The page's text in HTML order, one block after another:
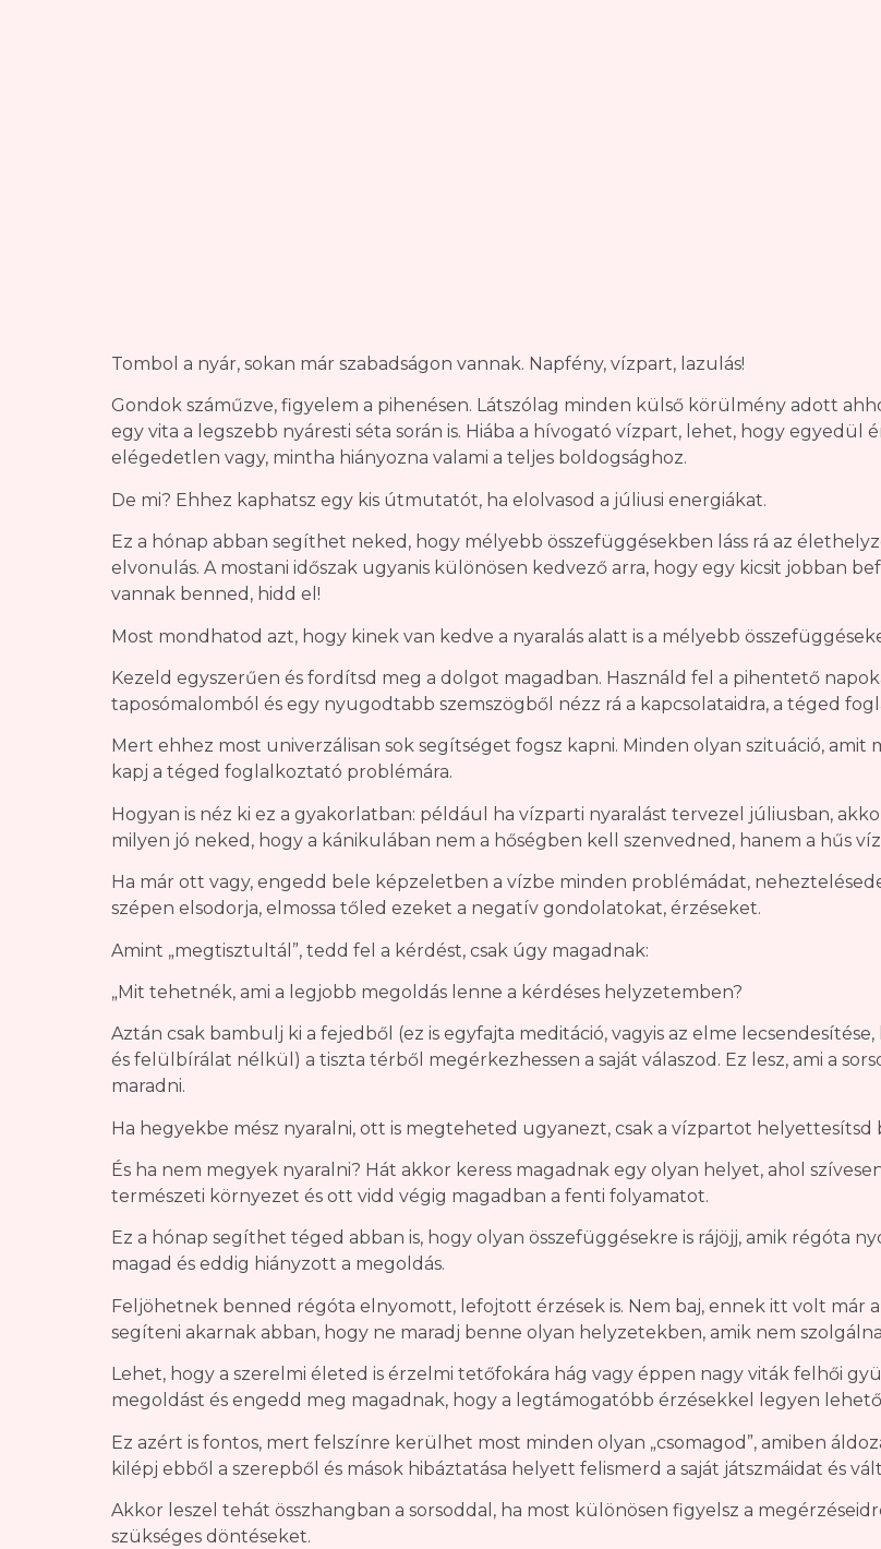
Tombol a nyár, sokan már szabadságon vannak. Napfény, vízpart, lazulás!
Gondok száműzve, figyelem a pihenésen. Látszólag minden külső körülmény adott
egy vita a legszebb nyáresti séta során is. Hiába a hívogató vízpart, lehet, hogy egyedül
elégedetlen vagy, mintha hiányozna valami a teljes boldogsághoz.
De mi? Ehhez kaphatsz egy kis útmutatót, ha elolvasod a júliusi energiákat.
Ez a hónap abban segíthet neked, hogy mélyebb összefüggésekben láss rá az
elvonulás. A mostani időszak ugyanis különösen kedvező arra, hogy egy kicsit jobban
vannak benned, hidd el!
Most mondhatod azt, hogy kinek van kedve a nyaralás alatt is a mélyebb
Kezeld egyszerűen és fordítsd meg a dolgot magadban. Használd fel a pihentető
taposómalomból és egy nyugodtabb szemszögből nézz rá a kapcsolataidra, a téged
Mert ehhez most univerzálisan sok segítséget fogsz kapni. Minden olyan szituáció, amit
kapj a téged foglalkoztató problémára.
Hogyan is néz ki ez a gyakorlatban: például ha vízparti nyaralást tervezel júliusban,
milyen jó neked, hogy a kánikulában nem a hőségben kell szenvedned, hanem a hűs
Ha már ott vagy, engedd bele képzeletben a vízbe minden problémádat,
szépen elsodorja, elmossa tőled ezeket a negatív gondolatokat, érzéseket.
Amint „megtisztultál”, tedd fel a kérdést, csak úgy magadnak:
„Mit tehetnék, ami a legjobb megoldás lenne a kérdéses helyzetemben?
Aztán csak bambulj ki a fejedből (ez is egyfajta meditáció, vagyis az elme
és felülbírálat nélkül) a tiszta térből megérkezhessen a saját válaszod. Ez lesz, ami a
maradni.
Ha hegyekbe mész nyaralni, ott is megteheted ugyanezt, csak a vízpartot
És ha nem megyek nyaralni? Hát akkor keress magadnak egy olyan helyet, ahol
természeti környezet és ott vidd végig magadban a fenti folyamatot.
Ez a hónap segíthet téged abban is, hogy olyan összefüggésekre is rájöjj, amik régóta
magad és eddig hiányzott a megoldás.
Feljöhetnek benned régóta elnyomott, lefojtott érzések is. Nem baj, ennek itt volt már
segíteni akarnak abban, hogy ne maradj benne olyan helyzetekben, amik nem
Lehet, hogy a szerelmi életed is érzelmi tetőfokára hág vagy éppen nagy viták felhői
megoldást és engedd meg magadnak, hogy a legtámogatóbb érzésekkel legyen
Ez azért is fontos, mert felszínre kerülhet most minden olyan „csomagod”, amiben
kilépj ebből a szerepből és mások hibáztatása helyett felismerd a saját játszmáidat és
Akkor leszel tehát összhangban a sorsoddal, ha most különösen figyelsz a
szükséges döntéseket.